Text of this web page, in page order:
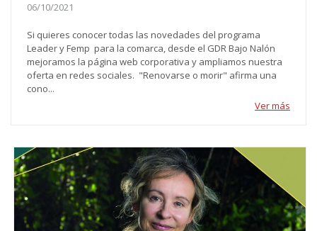
06/10/2021
Si quieres conocer todas las novedades del programa
Leader y Femp para la comarca, desde el GDR Bajo Nalón
mejoramos la página web corporativa y ampliamos nuestra
oferta en redes sociales. "Renovarse o morir" afirma una
cono...
Ver más